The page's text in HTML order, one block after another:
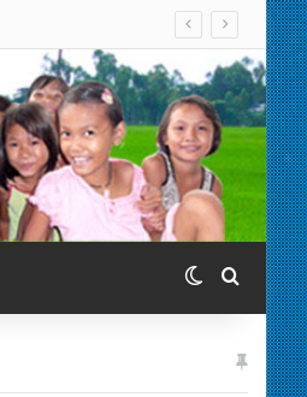
Switch skin
Search